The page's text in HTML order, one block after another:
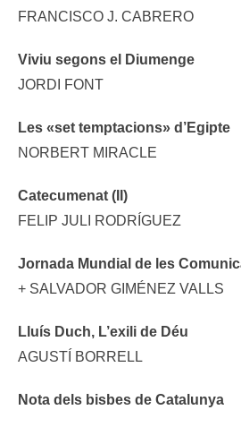
FRANCISCO J. CABRERO
Viviu segons el Diumenge
JORDI FONT
Les «set temptacions» d’Egipte
NORBERT MIRACLE
Catecumenat (II)
FELIP JULI RODRÍGUEZ
Jornada Mundial de les
+ SALVADOR GIMÉNEZ VALLS
Lluís Duch, L’exili de Déu
AGUSTÍ BORRELL
Nota dels bisbes de Catalunya